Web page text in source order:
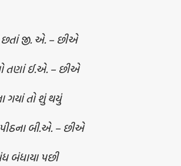
છતાં જી. એ. – છીએ
તણાં ઈ.એ. – છીએ
ગયાં તો શું થયું
બી.એ. – છીએ
બંધાયા પછી